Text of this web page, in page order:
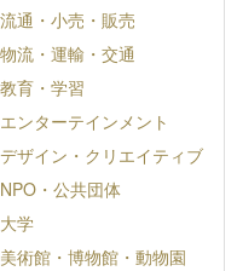
流通・小売・販売
物流・運輸・交通
教育・学習
エンターテインメント
デザイン・クリエイティブ
NPO・公共団体
大学
美術館・博物館・動物園